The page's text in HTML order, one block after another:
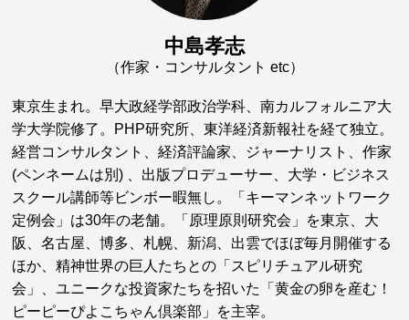
中島孝志
（作家・コンサルタント etc）
東京生まれ。早大政経学部政治学科、南カルフォルニア大
学大学院修了。PHP研究所、東洋経済新報社を経て独立。
経営コンサルタント、経済評論家、ジャーナリスト、作家
(ペンネームは別) 、出版プロデューサー、大学・ビジネス
スクール講師等ビンボー暇無し。「キーマンネットワーク
定例会」は30年の老舗。「原理原則研究会」を東京、大
阪、名古屋、博多、札幌、新潟、出雲でほぼ毎月開催する
ほか、精神世界の巨人たちとの「スピリチュアル研究
会」、ユニークな投資家たちを招いた「黄金の卵を産む！
ピーピーぴよこちゃん倶楽部」を主宰。